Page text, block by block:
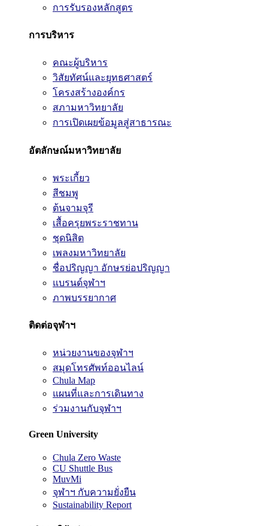
การรับรองหลักสูตร
การบริหาร
คณะผู้บริหาร
วิสัยทัศน์และยุทธศาสตร์
โครงสร้างองค์กร
สภามหาวิทยาลัย
การเปิดเผยข้อมูลสู่สาธารณะ
อัตลักษณ์มหาวิทยาลัย
พระเกี้ยว
สีชมพู
ต้นจามจุรี
เสื้อครุยพระราชทาน
ชุดนิสิต
เพลงมหาวิทยาลัย
ชื่อปริญญา อักษรย่อปริญญา
แบรนด์จุฬาฯ
ภาพบรรยากาศ
ติดต่อจุฬาฯ
หน่วยงานของจุฬาฯ
สมุดโทรศัพท์ออนไลน์
Chula Map
แผนที่และการเดินทาง
ร่วมงานกับจุฬาฯ
Green University
Chula Zero Waste
CU Shuttle Bus
MuvMi
จุฬาฯ กับความยั่งยืน
Sustainability Report